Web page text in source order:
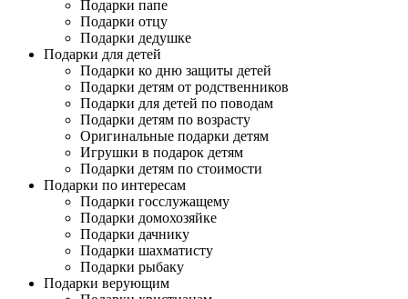
Подарки папе
Подарки отцу
Подарки дедушке
Подарки для детей
Подарки ко дню защиты детей
Подарки детям от родственников
Подарки для детей по поводам
Подарки детям по возрасту
Оригинальные подарки детям
Игрушки в подарок детям
Подарки детям по стоимости
Подарки по интересам
Подарки госслужащему
Подарки домохозяйке
Подарки дачнику
Подарки шахматисту
Подарки рыбаку
Подарки верующим